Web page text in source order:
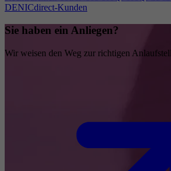
DENICdirect-Kunden
Sie haben ein Anliegen?
Wir weisen den Weg zur richtigen